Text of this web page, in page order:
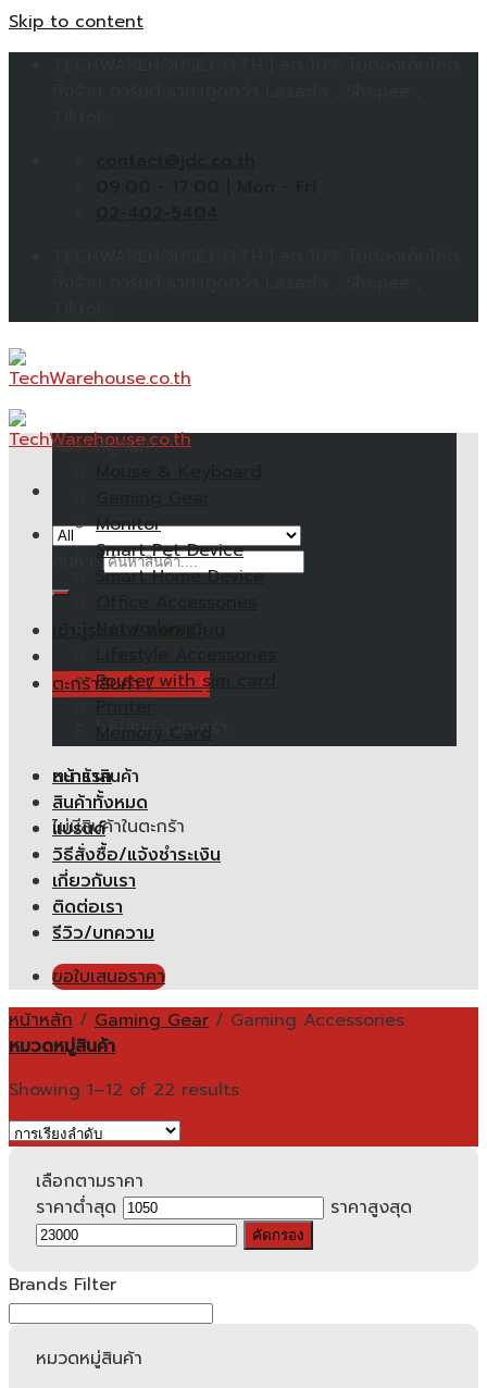
Skip to content
ตะกร้าสินค้า /0.00฿
ไม่มีสินค้าในตะกร้า
ตะกร้าสินค้า
ไม่มีสินค้าในตะกร้า
หมวดหมู่สินค้า
Monitor
Smart Pet Device
Smart Home Device
Router with sim card
Memory Card
หน้าแรก
สินค้าทั้งหมด
แบรนด์
วิธีสั่งซื้อ/แจ้งชำระเงิน
เกี่ยวกับเรา
ติดต่อเรา
รีวิว/บทความ
ขอใบเสนอราคา
หน้าหลัก / Gaming Gear / Gaming Accessories
หมวดหมู่สินค้า
Showing 1–12 of 22 results
เลือกตามราคา
ราคาต่ำสุด
ราคาสูงสุด
คัดกรอง
Brands Filter
หมวดหมู่สินค้า